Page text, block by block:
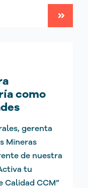
como
gerenta
Mineras
de nuestra
tu
Calidad CCM”